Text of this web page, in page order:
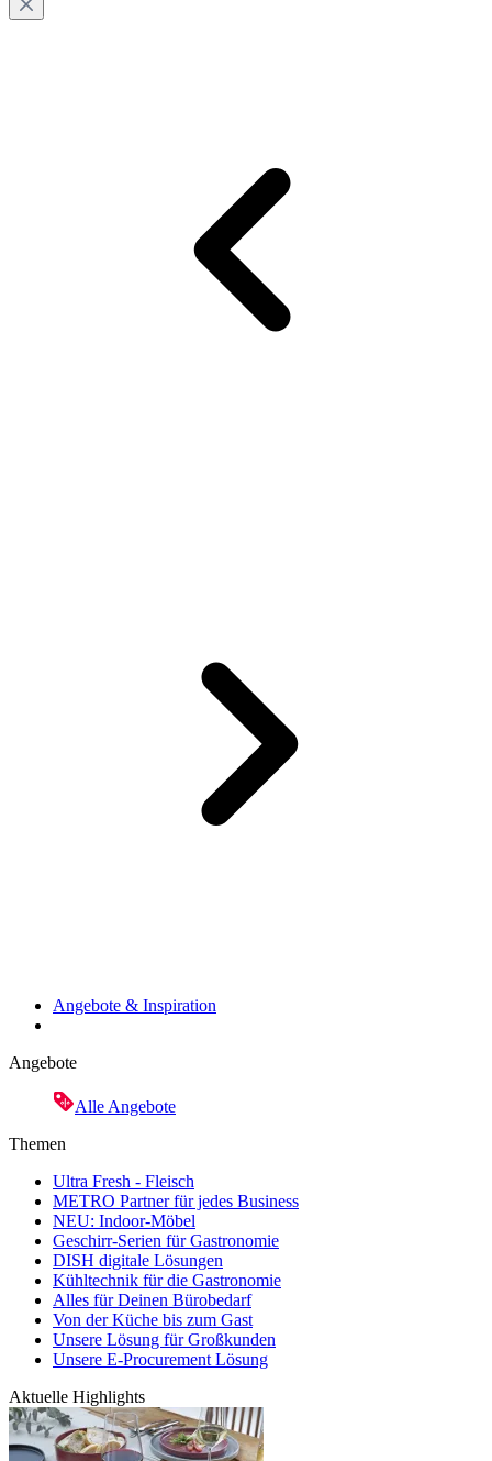
Angebote & Inspiration
Angebote
Alle Angebote
Themen
Ultra Fresh - Fleisch
METRO Partner für jedes Business
NEU: Indoor-Möbel
Geschirr-Serien für Gastronomie
DISH digitale Lösungen
Kühltechnik für die Gastronomie
Alles für Deinen Bürobedarf
Von der Küche bis zum Gast
Unsere Lösung für Großkunden
Unsere E-Procurement Lösung
Aktuelle Highlights